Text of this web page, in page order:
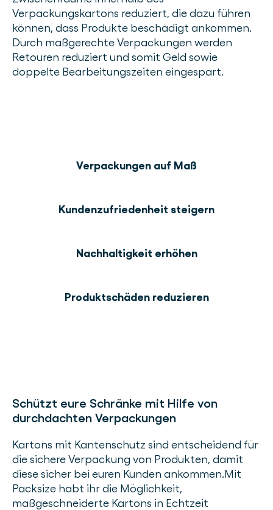
Verpackungskartons reduziert, die dazu führen
können, dass Produkte beschädigt ankommen.
Durch maßgerechte Verpackungen werden
Retouren reduziert und somit Geld sowie
doppelte Bearbeitungszeiten eingespart.
Verpackungen auf Maß
Kundenzufriedenheit steigern
Nachhaltigkeit erhöhen
Produktschäden reduzieren
Schützt eure Schränke mit Hilfe von
durchdachten Verpackungen
Kartons mit Kantenschutz sind entscheidend für
die sichere Verpackung von Produkten, damit
diese sicher bei euren Kunden ankommen.Mit
Packsize habt ihr die Möglichkeit,
maßgeschneiderte Kartons in Echtzeit